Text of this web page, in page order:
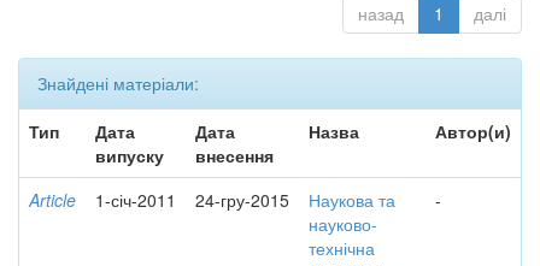
назад 1 далі
Знайдені матеріали:
Тип
Дата
випуску
Дата
внесення
Назва Автор(и)
Article 1-січ-2011 24-гру-2015
Наукова та
науково-
технічна
-